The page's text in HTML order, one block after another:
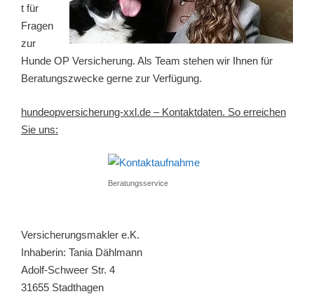
t für
Fragen
zur
Hunde OP Versicherung. Als Team stehen wir Ihnen für
Beratungszwecke gerne zur Verfügung.
hundeopversicherung-xxl.de – Kontaktdaten. So erreichen
Sie uns:
Beratungsservice
Versicherungsmakler e.K.
Inhaberin: Tania Dählmann
Adolf-Schweer Str. 4
31655 Stadthagen